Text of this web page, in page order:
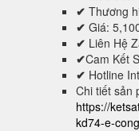
✔ Thương
✔ Giá:
✔ Liên Hệ
✔Cam Kết
✔ Hotline
Chi tiết sản
https://
kd74-e-